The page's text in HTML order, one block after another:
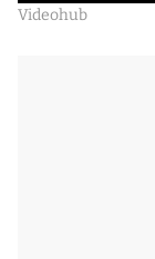
Videohub